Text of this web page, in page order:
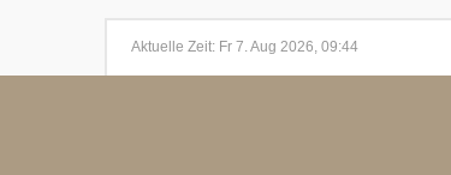
Aktuelle Zeit: Fr 7. Aug 2026, 09:44